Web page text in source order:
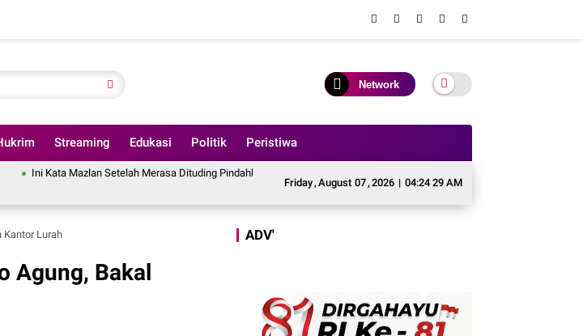
Network
Streaming Edukasi Politik Peristiwa
Friday,August 07,2026 | 04:24 30 AM
Mazlan Setelah Merasa Dituding Pindahkan Anggaran Perbaikan Jalan Simpang Betung - Pintas ke Jalan Padang Lamo
Kantor Lurah
Agung, Bakal
ADV'